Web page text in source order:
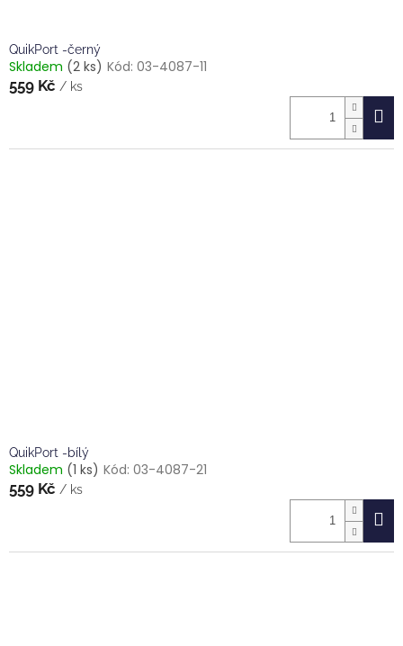
QuikPort -černý
Skladem (2 ks) Kód: 03-4087-11
559 Kč / ks
QuikPort -bílý
Skladem (1 ks) Kód: 03-4087-21
559 Kč / ks